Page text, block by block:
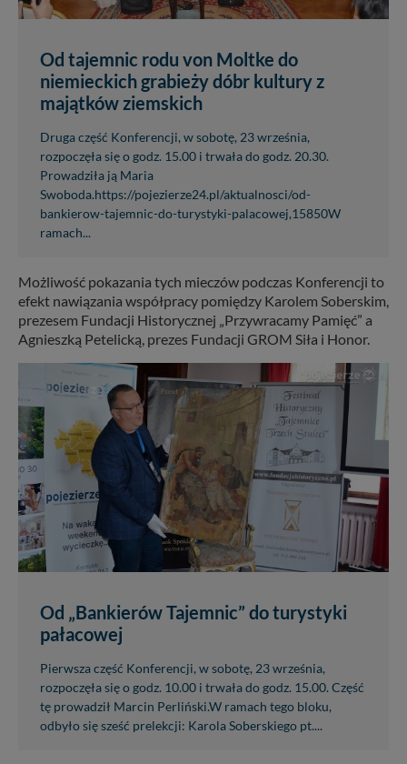
Od tajemnic rodu von Moltke do
niemieckich grabieży dóbr kultury z
majątków ziemskich
Druga część Konferencji, w sobotę, 23 września,
rozpoczęła się o godz. 15.00 i trwała do godz. 20.30.
Prowadziła ją Maria
Swoboda.https://pojezierze24.pl/aktualnosci/od-
bankierow-tajemnic-do-turystyki-palacowej,15850W
ramach...
Możliwość pokazania tych mieczów podczas Konferencji to
efekt nawiązania współpracy pomiędzy Karolem Soberskim,
prezesem Fundacji Historycznej „Przywracamy Pamięć” a
Agnieszką Petelicką, prezes Fundacji GROM Siła i Honor.
Od „Bankierów Tajemnic” do turystyki
pałacowej
Pierwsza część Konferencji, w sobotę, 23 września,
rozpoczęła się o godz. 10.00 i trwała do godz. 15.00. Część
tę prowadził Marcin Perliński.W ramach tego bloku,
odbyło się sześć prelekcji: Karola Soberskiego pt....